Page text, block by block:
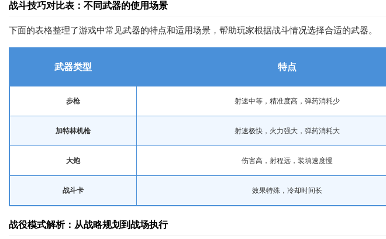
战斗技巧对比表：不同武器的使用场景
下面的表格整理了游戏中常见武器的特点和适用场景，帮助玩家根据战斗情况选择合适的武器。
武器类型 特点
步枪 射速中等，精准度高，弹药消耗少
加特林机枪 射速极快，火力强大，弹药消耗大
大炮 伤害高，射程远，装填速度慢
战斗卡 效果特殊，冷却时间长
战役模式解析：从战略规划到战场执行